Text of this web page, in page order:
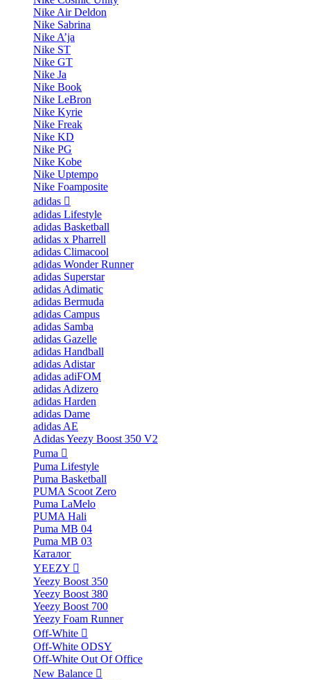
Nike Air Deldon
Nike Sabrina
Nike A’ja
Nike ST
Nike GT
Nike Ja
Nike Book
Nike LeBron
Nike Kyrie
Nike Freak
Nike KD
Nike PG
Nike Kobe
Nike Uptempo
Nike Foamposite
adidas
adidas Lifestyle
adidas Basketball
adidas x Pharrell
adidas Climacool
adidas Wonder Runner
adidas Superstar
adidas Adimatic
adidas Bermuda
adidas Campus
adidas Samba
adidas Gazelle
adidas Handball
adidas Adistar
adidas adiFOM
adidas Adizero
adidas Harden
adidas Dame
adidas AE
Adidas Yeezy Boost 350 V2
Puma
Puma Lifestyle
Puma Basketball
PUMA Scoot Zero
Puma LaMelo
PUMA Hali
Puma MB 04
Puma MB 03
Каталог
YEEZY
Yeezy Boost 350
Yeezy Boost 380
Yeezy Boost 700
Yeezy Foam Runner
Off-White
Off-White ODSY
Off-White Out Of Office
New Balance